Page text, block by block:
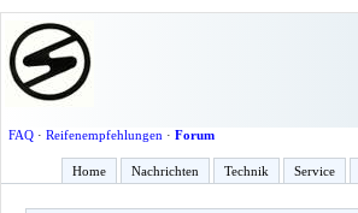
FAQ· Reifenempfehlungen · Forum
Home Nachrichten Technik Service